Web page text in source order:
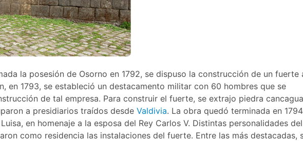
la posesión de Osorno en 1792, se dispuso la construcción de un fuerte
en 1793, se estableció un destacamento militar con 60 hombres que se
de tal empresa. Para construir el fuerte, se extrajo piedra
a presidiarios traídos desde Valdivia. La obra quedó terminada en
en homenaje a la esposa del Rey Carlos V. Distintas personalidades del
como residencia las instalaciones del fuerte. Entre las más destacadas,